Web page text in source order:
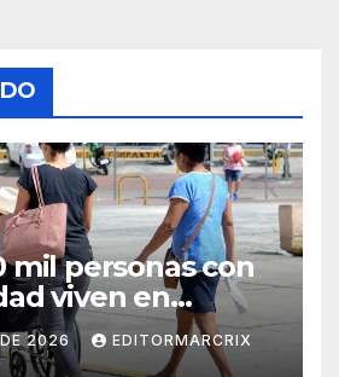
mil personas con
viven en
acciones
2026 EDITORMARCRIX